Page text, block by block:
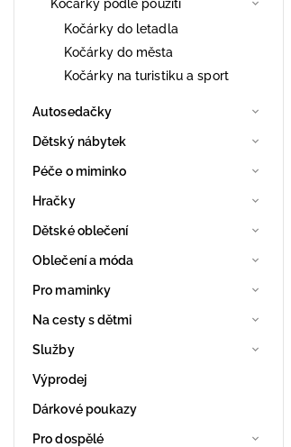
Kočárky podle použití
Kočárky do letadla
Kočárky do města
Kočárky na turistiku a sport
Autosedačky
Dětský nábytek
Péče o miminko
Hračky
Dětské oblečení
Oblečení a móda
Pro maminky
Na cesty s dětmi
Služby
Výprodej
Dárkové poukazy
Pro dospělé